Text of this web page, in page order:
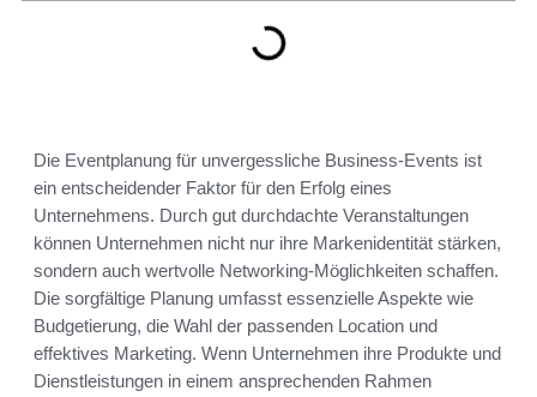
Die Eventplanung für unvergessliche Business-Events ist
ein entscheidender Faktor für den Erfolg eines
Unternehmens. Durch gut durchdachte Veranstaltungen
können Unternehmen nicht nur ihre Markenidentität stärken,
sondern auch wertvolle Networking-Möglichkeiten schaffen.
Die sorgfältige Planung umfasst essenzielle Aspekte wie
Budgetierung, die Wahl der passenden Location und
effektives Marketing. Wenn Unternehmen ihre Produkte und
Dienstleistungen in einem ansprechenden Rahmen